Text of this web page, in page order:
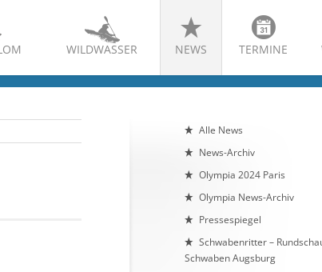
WILDWASSER NEWS TERMINE
Alle News
News-Archiv
Olympia 2024 Paris
Olympia News-Archiv
Pressespiegel
Schwabenritter –
Schwaben Augsburg